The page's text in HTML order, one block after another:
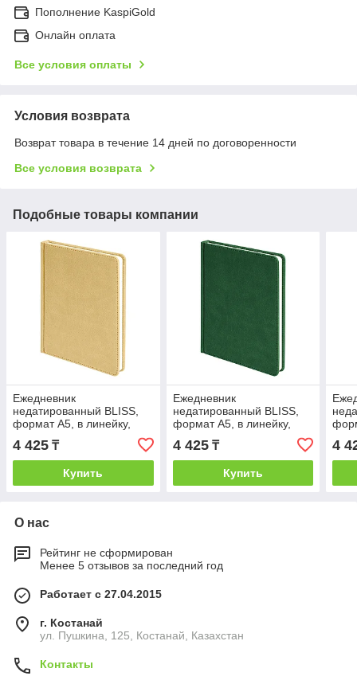
Пополнение KaspiGold
Онлайн оплата
Все условия оплаты
Условия возврата
Возврат товара в течение 14 дней по договоренности
Все условия возврата
Подобные товары компании
Ежедневник
недатированный BLISS,
формат А5, в линейку,
Бежевый, -, 24601 28
4 425 ₸
Купить
Ежедневник
недатированный BLISS,
формат А5, в линейку,
Зеленый, -, 24601 17
4 425₸
Купить
4
О нас
Рейтинг не сформирован
Менее 5 отзывов за последний год
Работает с 27.04.2015
г. Костанай
ул. Пушкина, 125, Костанай, Казахстан
Контакты